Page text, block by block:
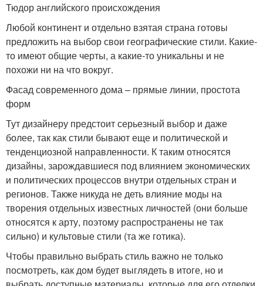
Тюдор английского происхождения
Любой континент и отдельно взятая страна готовы
предложить на выбор свои географические стили. Какие-
то имеют общие черты, а какие-то уникальны и не
похожи ни на что вокруг.
Фасад современного дома – прямые линии, простота
форм
Тут дизайнеру предстоит серьезный выбор и даже
более, так как стили бывают еще и политической и
тенденциозной направленности. К таким относятся
дизайны, зарождавшиеся под влиянием экономических
и политических процессов внутри отдельных стран и
регионов. Также никуда не деть влияние моды на
творения отдельных известных личностей (они больше
относятся к арту, поэтому распространены не так
сильно) и культовые стили (та же готика).
Чтобы правильно выбрать стиль важно не только
посмотреть, как дом будет выглядеть в итоге, но и